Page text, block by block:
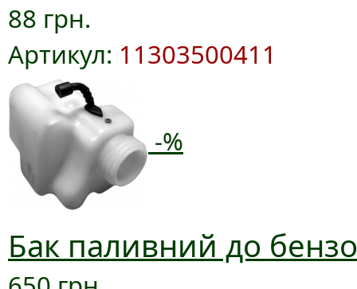
88 грн.
Артикул: 11303500411
-%
Бак паливний до